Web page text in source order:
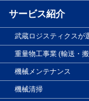
サービス紹介
武蔵ロジスティクスが
重量物工事業 (輸送・
機械メンテナンス
機械清掃